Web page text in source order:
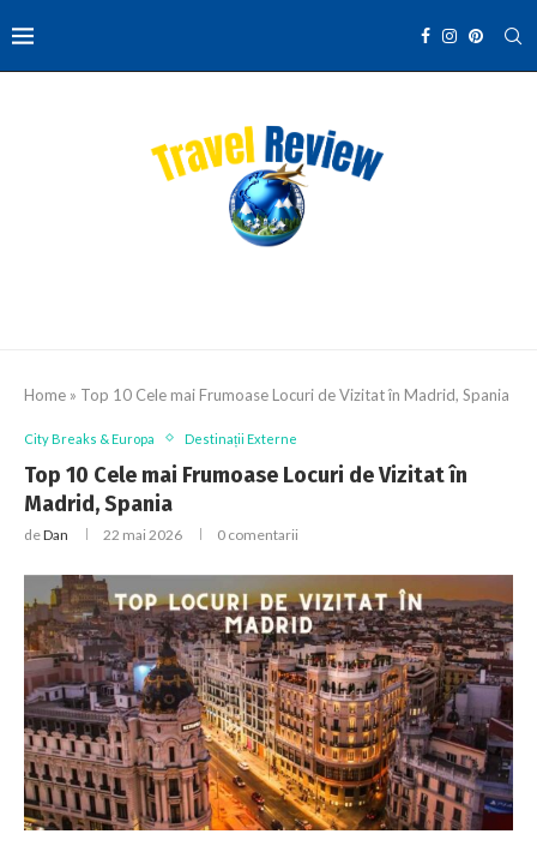
Home » Top 10 Cele mai Frumoase Locuri de Vizitat în Madrid, Spania
City Breaks & Europa Destinații Externe
Top 10 Cele mai Frumoase Locuri de Vizitat în
Madrid, Spania
deDan 22 mai 2026 0 comentarii